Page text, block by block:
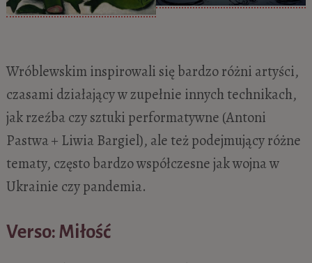
Wróblewskiminspirowali się bardzo różni artyści,
czasami działający w zupełnie innych technikach,
jak rzeźba czy sztuki performatywne (Antoni
Pastwa + Liwia Bargiel), ale też podejmujący różne
tematy, często bardzo współczesne jak wojna w
Ukrainie czy pandemia.
Verso: Miłość